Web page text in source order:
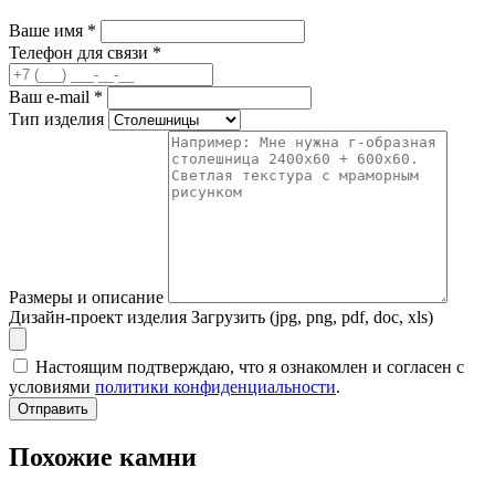
Ваше имя *
Телефон для связи *
Ваш e-mail *
Тип изделия
Размеры и описание
Дизайн-проект изделия Загрузить (jpg, png, pdf, doc, xls)
Настоящим подтверждаю, что я ознакомлен и согласен с
условиями политики конфиденциальности.
Отправить
Похожие камни